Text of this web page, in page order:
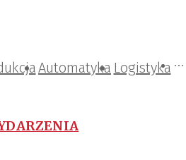
Automatyka Logistyka